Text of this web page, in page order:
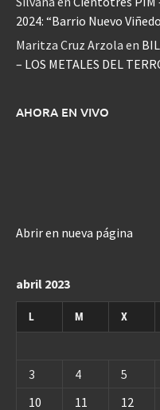
2024: “Barrio Nuevo
Maritza Cruz Arzola en
– LOS METALES DEL
AHORA EN VIVO
Abrir en nueva página
abril 2023
L M X
3
4 5
10
11 12